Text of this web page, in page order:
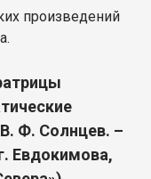
произведений
Ф. Солнцев. –
Евдокимова,